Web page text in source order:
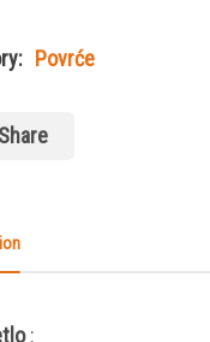
Povrće
Share
: